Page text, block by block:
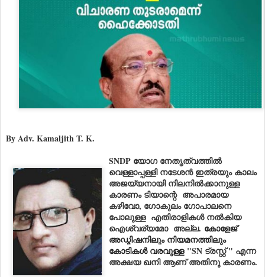
By Adv. Kamaljith T. K.
SNDP യോഗ നേതൃത്വത്തിൽ
വെള്ളാപ്പള്ളി നടേശൻ ഇത്രയും കാലം
അജയ്യനായി നിലനിൽക്കാനുള്ള
കാരണം ടിയാന്റെ അപാരമായ
കഴിവോ, ഗോകുലം ഗോപാലനെ
പോലുള്ള എതിരാളികൾ നൽകിയ
ഐശ്വര്യമോ അല്ല. കോളേജ്
അഡ്മിഷനിലും നിയമനത്തിലും
കോടികൾ വരവുള്ള "SN ട്രസ്റ്റ് " എന്ന
അക്ഷയ ഖനി ആണ് അതിനു കാരണം.